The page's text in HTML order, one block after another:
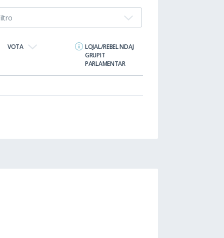
VOTA
LOJAL/REBEL NDAJ
GRUPIT
PARLAMENTAR